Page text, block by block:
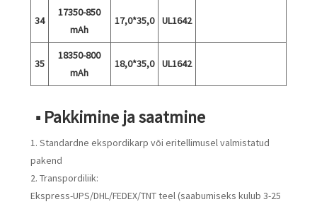
34
17350-850
mAh
17,0*35,0 UL1642
35
18350-800
mAh
18,0*35,0 UL1642
■ Pakkimine ja saatmine
1. Standardne ekspordikarp või eritellimusel valmistatud
pakend
2. Transpordiliik:
Ekspress-UPS/DHL/FEDEX/TNT teel (saabumiseks kulub 3-25